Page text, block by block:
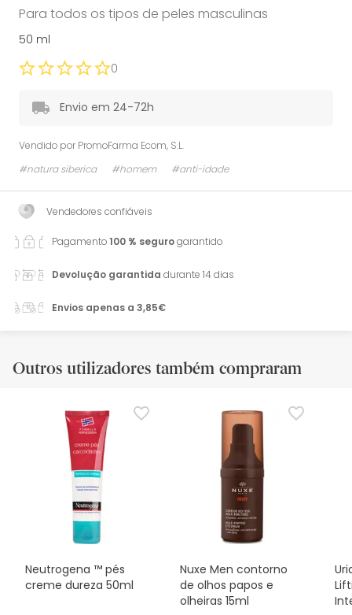
Para todos os tipos de peles masculinas
50 ml
0
Envio em 24-72h
Vendido por PromoFarma Ecom, S.L.
#natura siberica
#homem #anti-idade
Vendedores confiáveis
Pagamento100 % segurogarantido
Devolução garantida durante 14 dias
Envios apenas a 3,85€
Outros utilizadores também compraram
Neutrogena ™ pés
creme dureza 50ml
Nuxe Men contorno
de olhos papos e
olheiras 15ml